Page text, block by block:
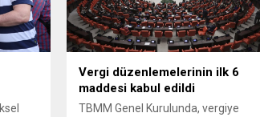
Vergi düzenlemelerinin ilk 6
maddesi kabul edildi
TBMM Genel Kurulunda, vergiye